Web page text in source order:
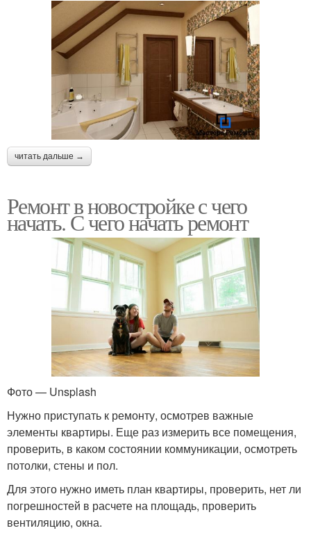
читать дальше →
Ремонт в новостройке с чего
начать. С чего начать ремонт
Фото — Unsplash
Нужно приступать к ремонту, осмотрев важные
элементы квартиры. Еще раз измерить все помещения,
проверить, в каком состоянии коммуникации, осмотреть
потолки, стены и пол.
Для этого нужно иметь план квартиры, проверить, нет ли
погрешностей в расчете на площадь, проверить
вентиляцию, окна.